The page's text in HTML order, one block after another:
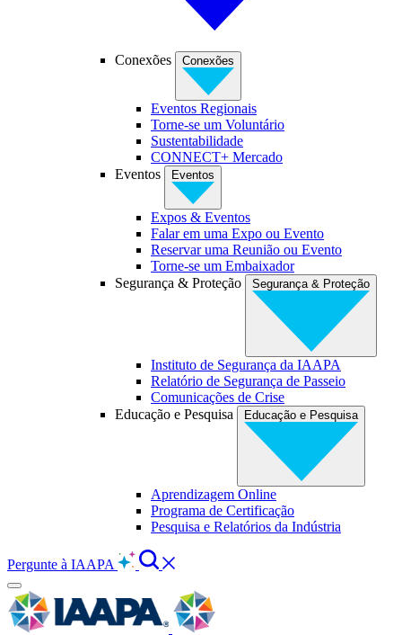
Conexões Conexões
Eventos Regionais
Torne-se um Voluntário
Sustentabilidade
CONNECT+ Mercado
Eventos
Eventos
Expos & Eventos
Falar em uma Expo ou Evento
Reservar uma Reunião ou Evento
Torne-se um Embaixador
Segurança & Proteção
Segurança & Proteção
Instituto de Segurança da IAAPA
Relatório de Segurança de Passeio
Comunicações de Crise
Educação e Pesquisa
Educação e Pesquisa
Aprendizagem Online
Programa de Certificação
Pesquisa e Relatórios da Indústria
Pergunte à IAAPA